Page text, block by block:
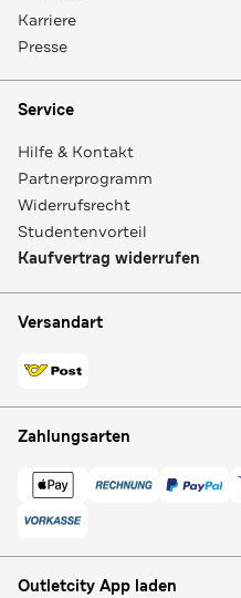
Karriere
Presse
Service
Hilfe & Kontakt
Partnerprogramm
Widerrufsrecht
Studentenvorteil
Kaufvertrag widerrufen
Versandart
Zahlungsarten
Outletcity App laden